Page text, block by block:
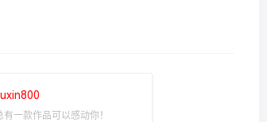
一款作品可以感动你！